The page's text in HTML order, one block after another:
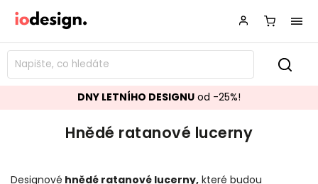
DNY LETNÍHO DESIGNU od -25%!
Hnědé ratanové lucerny
Designové hnědé ratanové lucerny, které budou